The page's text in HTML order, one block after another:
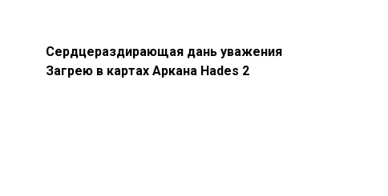
Сердцераздирающая дань уважения
Загрею в картах Аркана Hades 2